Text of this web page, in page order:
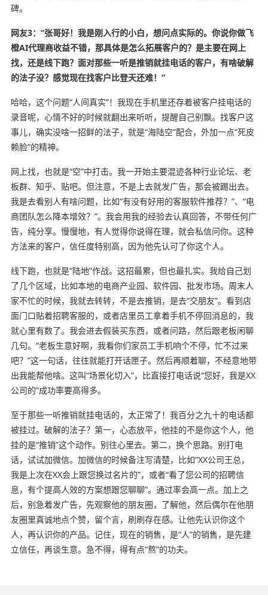
碑。
网友3：“张哥好！我是刚入行的小白，想问点实际的。你说你做飞
橙AI代理商收益不错，那具体是怎么拓展客户的？是主要在网上
找，还是线下跑？面对那些一听是推销就挂电话的客户，有啥破解
的法子没？感觉现在找客户比登天还难！”
哈哈，这个问题“人间真实”！我现在手机里还存着被客户挂电话的
录音呢，心情不好的时候就翻出来听听，提醒自己别飘。找客户这
事儿，确实没啥一招鲜的法子，就是“海陆空”配合，外加一点“死皮
赖脸”的精神。
网上找，也就是“空”中打击。我一开始主要混迹各种行业论坛、老
板群、知乎、贴吧。但注意，不是上去就发广告，那会被踢出去。
我是去看别人有啥问题，比如“有没有好用的客服软件推荐？”、“电
商团队怎么降本增效？”。我会用我的经验去认真回答，不带任何广
告，纯分享。慢慢地，有人觉得你说得在理，就会私信问你。这种
方法来的客户，信任度特别高，因为他先认可了你这个人。
线下跑，也就是“陆地”作战。这招最累，但也最扎实。我给自己划
了几个区域，比如本地的电商产业园、软件园、批发市场。周末人
家不忙的时候，我就去转转，不是去推销，是去“交朋友”。看到店
面门口贴着招聘客服的，或者店里员工拿着手机不停回消息的，我
就心里有数了。我会进去假装买东西，或者问路，然后跟老板闲聊
几句。“老板生意好啊，我看你们家员工手机响个不停，忙不过来
吧？”这一句话，往往就能打开话匣子。然后再顺着聊，不经意地带
出我能帮他啥。这叫“场景化切入”，比直接打电话说“您好，我是XX
公司的”成功率要高得多。
至于那些一听推销就挂电话的，太正常了！我百分之九十的电话都
被挂过。破解的法子？第一，心态放平，他挂的不是你这个人，他
挂的是“推销”这个动作。别往心里去。第二，换个思路。别打电
话，试试加微信。加微信的时候备注写清楚，比如“XX公司王总，
我是上次在XX会上跟您换过名片的”，或者“看了您公司的招聘信
息，有个提高人效的方案想跟您聊聊”。通过率会高一点。加上之
后，别急着发广告，先观察他的朋友圈，了解他，然后偶尔在他朋
友圈里真诚地点个赞，留个言，刷刷存在感。让他先认识你这个
人，再认识你的产品。记住，现在的销售，是“人”的销售，是先建
立信任，再谈生意。急不得，得有点“熬”的功夫。